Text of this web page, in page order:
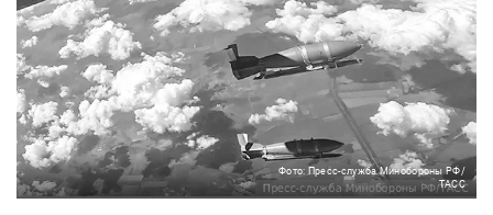
Фото: Пресс-служба Минобороны РФ/
ТАСС